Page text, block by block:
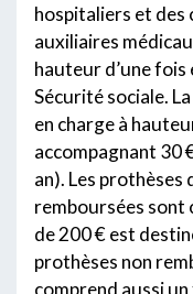
hospitaliers et des
auxiliaires
hauteur d’une
Sécurité sociale.
en charge à
accompagnant 30
an). Les
remboursées sont
de 200 € est
prothèses non
comprend aussi